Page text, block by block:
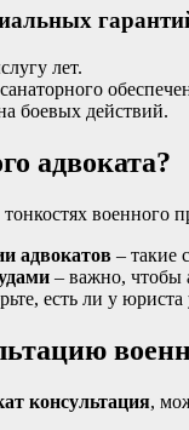
лет.
боевых действий.
адвоката?
военного
адвокатов – такие
– важно, чтобы
есть ли у
консультация,